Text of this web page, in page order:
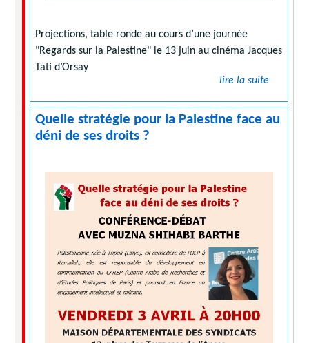
Projections, table ronde au cours d’une journée
"Regards sur la Palestine" le 13 juin au cinéma Jacques
Tati d’Orsay
lire la suite
Quelle stratégie pour la Palestine face au
déni de ses droits ?